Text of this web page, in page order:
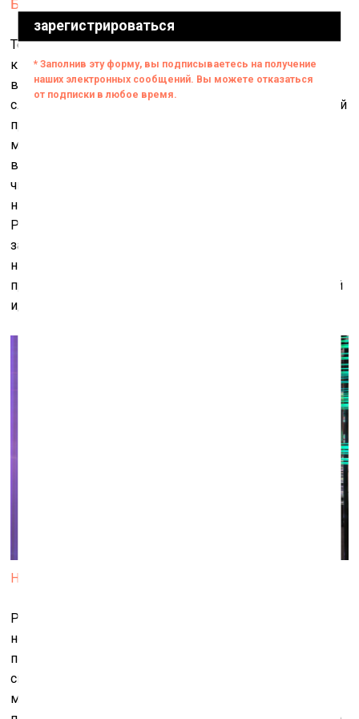
Базальтовая скала. 2015
ТеперьRecycleмогут интерпретировать формы
классиков оп-арта Виктора Вазарели и Бриджет Райли
в датированных нынешним годом работах «Нулевой
слой» и «Нет источника изображения». Квинтэссенцией
приёма стала новая инсталляция «Клуатр» – вид
монастырского дворика с фонтаном посередине
воспроизведён целиком из оптоволоконного кабеля,
чья пластика так выразительна, что в темноте зала
начинает напоминать рисунки автора «Чужого» Ханса
Руди Гигера. Усиливает ассоциацию вид массивного,
заплетённого проводами портала, прототип которого
найдётся в реальной парижской церкви, с
пробивающимся по центру ярким светом неизвестной
и, возможно, пугающей природы.
Нет источника изображения. 2021
Рядом с искусством
несовершенным, более того – идеальным
потребителем последних проектов группы является
симбионт, не выпускающий из рук смартфона с
мощным процессором. Ведь полностью увидеть и